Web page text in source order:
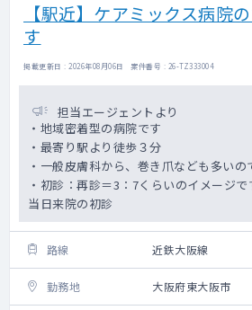
【駅近】ケアミックス病院
す
掲載更新日 : 2026年08月06日 案件番号 : 26-TZ333004
担当エージェントより
・地域密着型の病院です
・最寄り駅より徒歩３分
・一般皮膚科から、巻き爪なども多い
・初診：再診＝3：7くらいのイメージ
当日来院の初診
路線 近鉄大阪線
勤務地 大阪府東大阪市